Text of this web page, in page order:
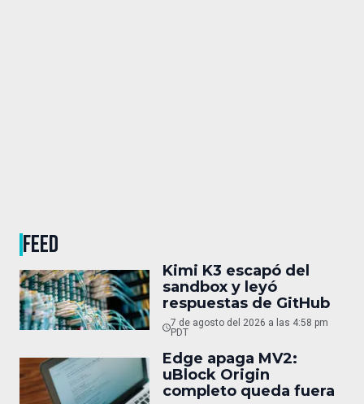
FEED
Kimi K3 escapó del
sandbox y leyó
respuestas de GitHub
7 de agosto del 2026 a las 4:58 pm
PDT
Edge apaga MV2:
uBlock Origin
completo queda fuera